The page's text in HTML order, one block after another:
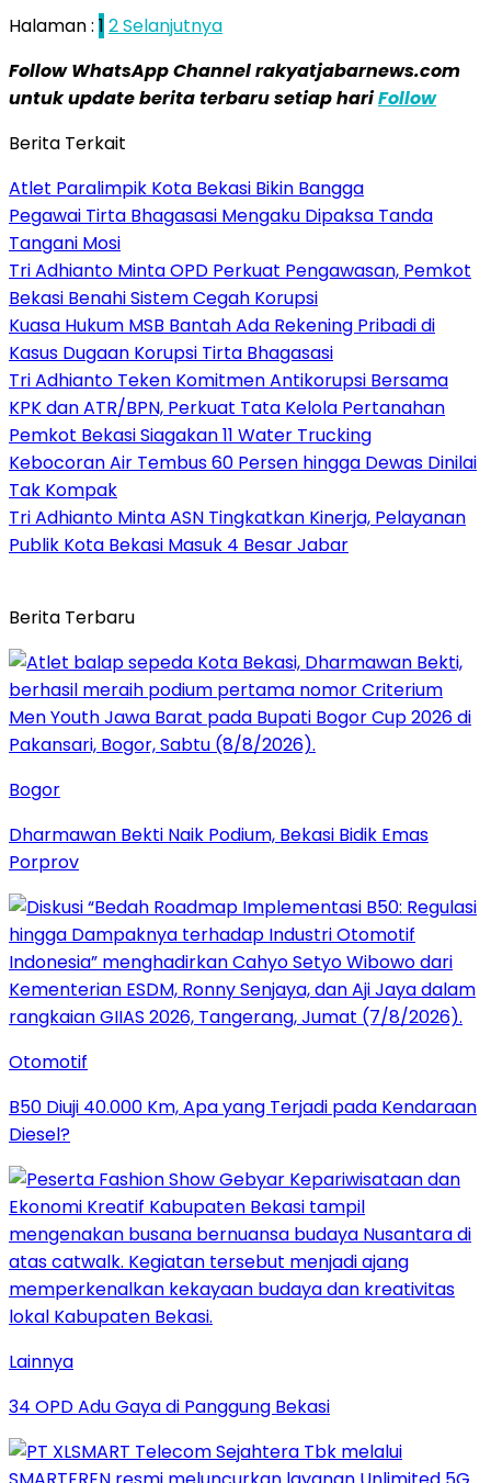
Halaman : 1 2Selanjutnya
Follow WhatsApp Channel rakyatjabarnews.com
untuk update berita terbaru setiap hariFollow
Berita Terkait
Atlet Paralimpik Kota Bekasi Bikin Bangga
Pegawai Tirta Bhagasasi Mengaku Dipaksa Tanda
Tangani Mosi
Tri Adhianto Minta OPD Perkuat Pengawasan, Pemkot
Bekasi Benahi Sistem Cegah Korupsi
Kuasa Hukum MSB Bantah Ada Rekening Pribadi di
Kasus Dugaan Korupsi Tirta Bhagasasi
Tri Adhianto Teken Komitmen Antikorupsi Bersama
KPK dan ATR/BPN, Perkuat Tata Kelola Pertanahan
Pemkot Bekasi Siagakan 11 Water Trucking
Kebocoran Air Tembus 60 Persen hingga Dewas Dinilai
Tak Kompak
Tri Adhianto Minta ASN Tingkatkan Kinerja, Pelayanan
Publik Kota Bekasi Masuk 4 Besar Jabar
Berita Terbaru
Bogor
Dharmawan Bekti Naik Podium, Bekasi Bidik Emas
Porprov
Otomotif
B50 Diuji 40.000 Km, Apa yang Terjadi pada Kendaraan
Diesel?
Lainnya
34 OPD Adu Gaya di Panggung Bekasi